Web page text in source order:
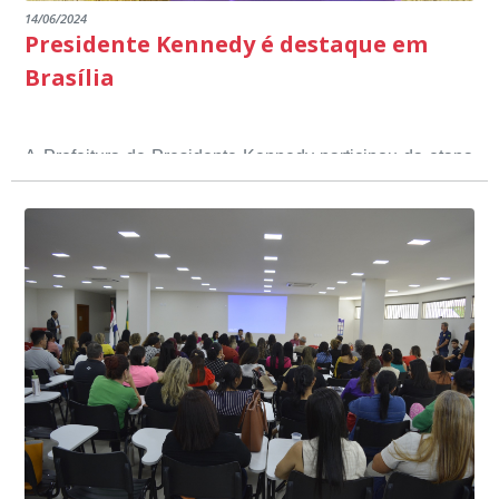
14/06/2024
Presidente Kennedy é destaque em
Brasília
A Prefeitura de Presidente Kennedy participou da etapa
nacional do 12º Prêmio Sebrae Prefeitura
Empreendedora, que visou valorizar e destacar o papel
dos gestores públicos comprometidos com o
desenvolvimento socioeconômico dos municípios, a
partir de iniciativas que estimulam o empreendedorismo,
a competitividade dos pequenos negócios e a
modernização da gestão pública local. O evento
aconteceu nesta terça-feira (11) em Brasília.
O município, conquistou o primeiro lugar na etapa
estadual, sendo premiado com o troféu ouro, na
categoria Inclusão Produtiva, através do Programa Mais